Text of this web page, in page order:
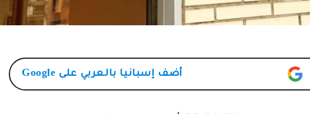
أضف إسبانيا بالعربي على Google